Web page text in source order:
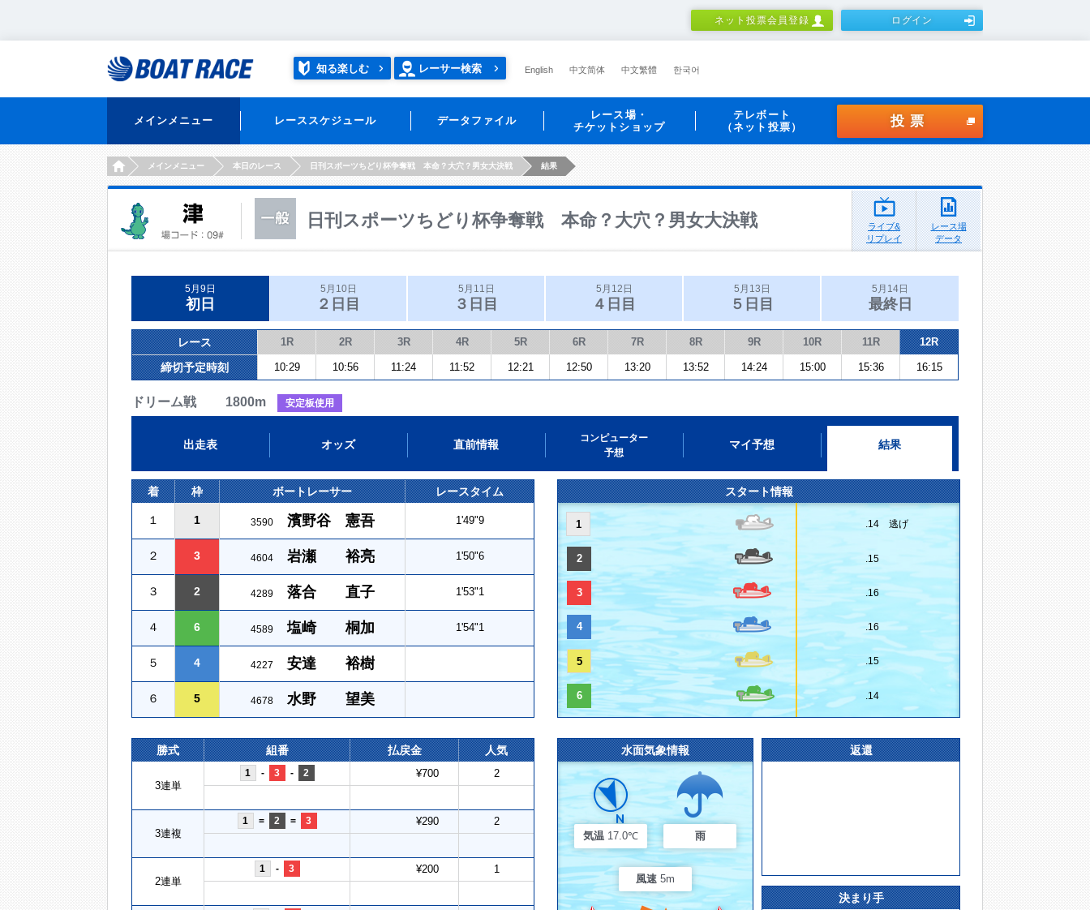
ネット投票会員登録 ログイン
知る楽しむ レーサー検索 English 中文简体 中文繁體 한국어
メインメニュー レーススケジュール データファイル
レース場・
チケットショップ
テレボート
（ネット投票）
投票
HOMEメインメニュー 本日のレース 日刊スポーツちどり杯争奪戦 本命？大穴？男女大決戦 結果
日刊スポーツちどり杯争奪戦 本命？大穴？男女大決戦
ライブ&
リプレイ
レース場
データ
5月9日
初日
5月10日
２日目
5月11日
３日目
5月12日
４日目
5月13日
５日目
5月14日
最終日
レース 1R 2R 3R 4R 5R 6R 7R 8R 9R 10R 11R 12R
締切予定時刻 10:29 10:56 11:24 11:52 12:21 12:50 13:20 13:52 14:24 15:00 15:36 16:15
ドリーム戦 1800m 安定板使用
出走表 オッズ 直前情報
コンピューター
予想
マイ予想 結果
着 枠 ボートレーサー レースタイム
１ 1 3590 濱野谷 憲吾 1'49"9
２ 3 4604 岩瀬 裕亮 1'50"6
３ 2 4289 落合 直子 1'53"1
４ 6 4589 塩崎 桐加 1'54"1
５ 4 4227 安達 裕樹
６ 5 4678 水野 望美
スタート情報
1 .14 逃げ
2 .15
3 .16
4 .16
5 .15
6 .14
勝式 組番 払戻金 人気
3連単
1 - 3 - 2 ¥700 2
3連複
1 = 2 = 3 ¥290 2
2連単
1 - 3 ¥200 1
水面気象情報
気温 17.0℃ 雨
風速 5m
返還
決まり手